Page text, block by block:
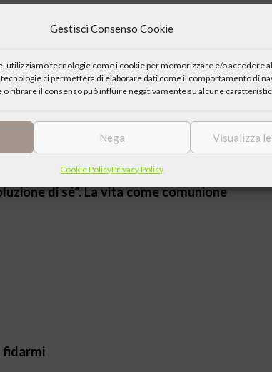
Gestisci Consenso Cookie
utilizziamo tecnologie come i cookie per memorizzare e/o accedere
ci permetterà di elaborare dati come il comportamento di
o ritirare il consenso può influire negativamente su alcune
Nega Visualizza
Cookie PolicyPrivacy Policy
di sé”. La vita come comunione
fidarmi